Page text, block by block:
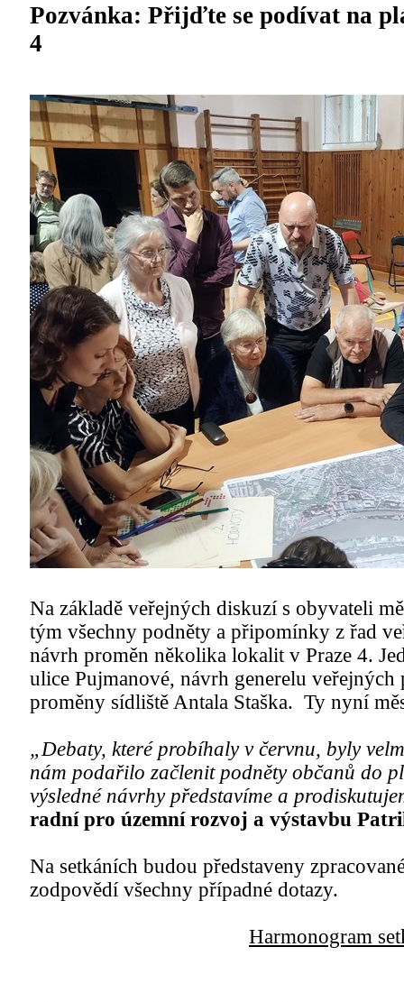
Pozvánka: Přijďte se podívat na
4
Na základě veřejných diskuzí s obyvateli
tým všechny podněty a připomínky z řad
návrh proměn několika lokalit v Praze 4.
ulice Pujmanové, návrh generelu
proměny sídliště Antala Staška. Ty nyní
„Debaty, které probíhaly v červnu, byly
nám podařilo začlenit podněty občanů do
výsledné návrhy představíme a
radní pro územní rozvoj a výstavbu
Na setkáních budou představeny
zodpovědí všechny případné dotazy.
Harmonogram